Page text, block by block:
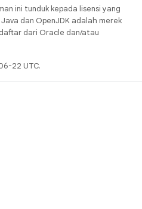
ini tunduk kepada lisensi yang
Java dan OpenJDK adalah merek
dari Oracle dan/atau
22 UTC.